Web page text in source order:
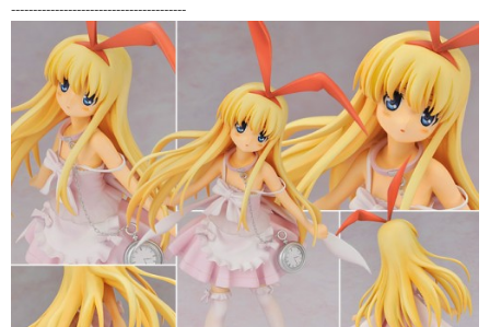
----------------------------------------